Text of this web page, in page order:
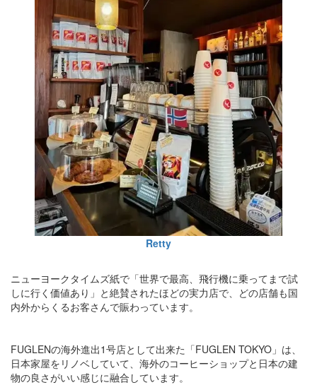
Retty
ニューヨークタイムズ紙で「世界で最高、飛行機に乗ってまで試
しに行く価値あり」と絶賛されたほどの実力店で、どの店舗も国
内外からくるお客さんで賑わっています。
FUGLENの海外進出1号店として出来た「FUGLEN TOKYO」は、
日本家屋をリノベしていて、海外のコーヒーショップと日本の建
物の良さがいい感じに融合しています。